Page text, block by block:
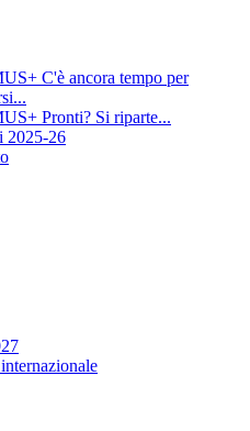
C'è ancora tempo per
Pronti? Si riparte...
2025-26